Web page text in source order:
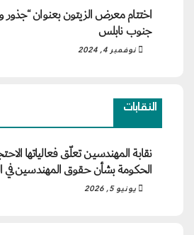
اختتام معرض الزيتون بعنوان “جذور
جنوب نابلس
نوفمبر 4, 2024
النقابات
نقابة المهندسين تعلّق فعالياتها
الحكومة بشأن حقوق المهندسين في
يونيو 5, 2026